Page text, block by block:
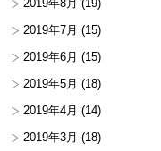
2019年8月 (19)
2019年7月 (15)
2019年6月 (15)
2019年5月 (18)
2019年4月 (14)
2019年3月 (18)